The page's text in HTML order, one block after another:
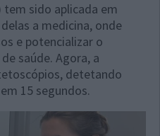
sido aplicada em
a medicina, onde
e potencializar o
saúde. Agora, a
detetando
15 segundos.